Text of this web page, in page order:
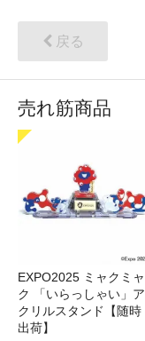
戻る
売れ筋商品
EXPO2025 ミャクミャ
ク 「いらっしゃい」ア
クリルスタンド【随時
出荷】